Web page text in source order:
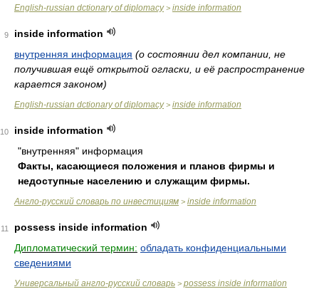
English-russian dctionary of diplomacy> inside information
9
inside information
внутренняя информация (о состоянии дел компании, не
получившая ещё открытой огласки, и её распространение
карается законом)
English-russian dctionary of diplomacy> inside information
10
inside information
"внутренняя" информация
Факты, касающиеся положения и планов фирмы и
недоступные населению и служащим фирмы.
Англо-русский словарь по инвестициям > inside information
11
possess inside information
Дипломатический термин: обладать конфиденциальными
сведениями
Универсальный англо-русский словарь > possess inside information